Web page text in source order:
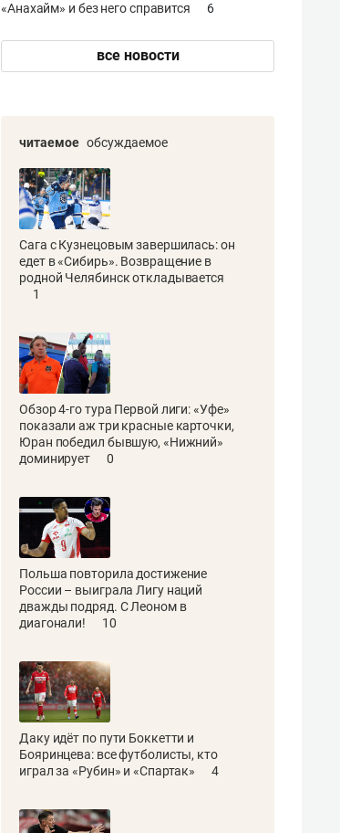
«Анахайм» и без него справится
6
все новости
читаемое обсуждаемое
Сага с Кузнецовым завершилась: он
едет в «Сибирь». Возвращение в
родной Челябинск откладывается
1
Обзор 4-го тура Первой лиги: «Уфе»
показали аж три красные карточки,
Юран победил бывшую, «Нижний»
доминирует
0
Польша повторила достижение
России – выиграла Лигу наций
дважды подряд. С Леоном в
диагонали!
10
Даку идёт по пути Боккетти и
Бояринцева: все футболисты, кто
играл за «Рубин» и «Спартак»
4